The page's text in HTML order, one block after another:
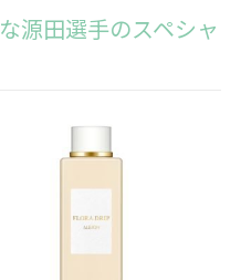
源田選手のスペシャ